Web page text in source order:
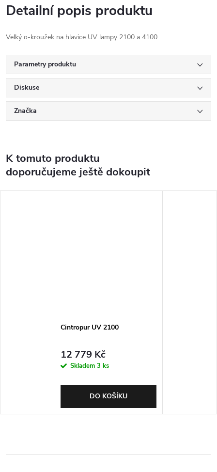
Detailní popis produktu
Velký o-kroužek na hlavice UV lampy 2100 a 4100
Parametry produktu
Diskuse
Značka
K tomuto produktu
doporučujeme ještě dokoupit
Cintropur UV 2100
12 779 Kč
Skladem 3 ks
DO KOŠÍKU